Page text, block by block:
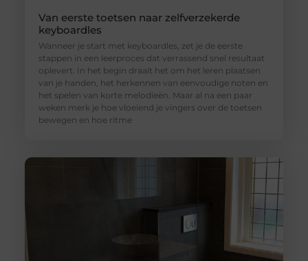
Van eerste toetsen naar zelfverzekerde
keyboardles
Wanneer je start met keyboardles, zet je de eerste
stappen in een leerproces dat verrassend snel resultaat
oplevert. In het begin draait het om het leren plaatsen
van je handen, het herkennen van eenvoudige noten en
het spelen van korte melodieën. Maar al na een paar
weken merk je hoe vloeiend je vingers over de toetsen
bewegen en hoe ritme